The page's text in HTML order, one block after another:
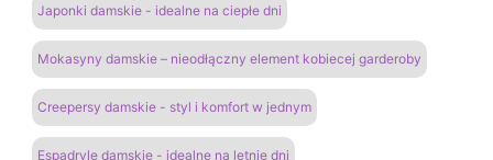
Japonki damskie - idealne na ciepłe dni
Mokasyny damskie – nieodłączny element kobiecej garderoby
Creepersy damskie - styl i komfort w jednym
Espadryle damskie - idealne na letnie dni